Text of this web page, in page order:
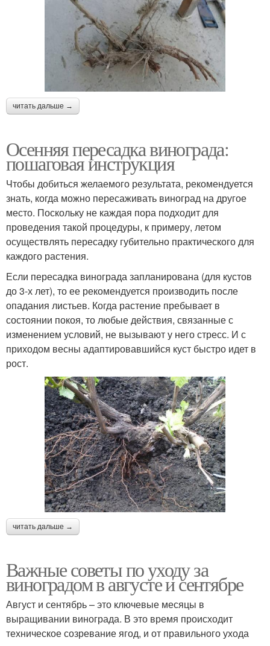
читать дальше →
Осенняя пересадка винограда:
пошаговая инструкция
Чтобы добиться желаемого результата, рекомендуется
знать, когда можно пересаживать виноград на другое
место. Поскольку не каждая пора подходит для
проведения такой процедуры, к примеру, летом
осуществлять пересадку губительно практического для
каждого растения.
Если пересадка винограда запланирована (для кустов
до 3-х лет), то ее рекомендуется производить после
опадания листьев. Когда растение пребывает в
состоянии покоя, то любые действия, связанные с
изменением условий, не вызывают у него стресс. И с
приходом весны адаптировавшийся куст быстро идет в
рост.
читать дальше →
Важные советы по уходу за
виноградом в августе и сентябре
Август и сентябрь – это ключевые месяцы в
выращивании винограда. В это время происходит
техническое созревание ягод, и от правильного ухода